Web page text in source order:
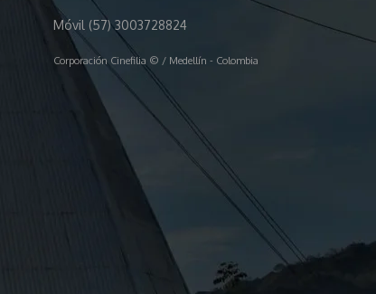
Móvil (57) 3003728824
Corporación Cinefilia © / Medellín - Colombia